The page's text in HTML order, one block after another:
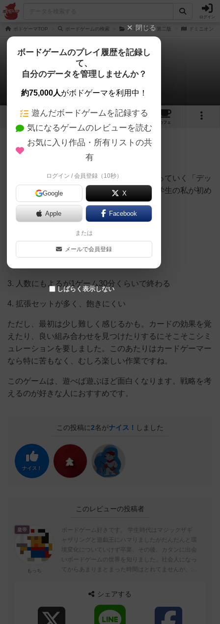
ログイン
ボドゲーマTOP ボードゲームの検索 ドミニオン：第二版 ドミニオン
ドミニオン
もっちさんのレビュー
11 15 86
カフェ
600名 2名 0 2年弱前
ドミニオンは、遊びながら自分の山札を作っていく「デッ
キ構築型」のカードゲームです。当時、大学生の私が初め
て遊んだとき、その新しさに感動しました。
このゲームの魅力をまとめるとこんな感じ。
1. 毎回違うカードの組み合わせで遊べる
2. 運と実力のバランスがいい
3. 人数にもよるが1ゲーム30分くらいで終わる
4. 拡張セットが多く、飽きにくい
ただし、最初は少し難しく感じるかも。カードの効果を覚
えたり、良い組み合わせを見つけたりするにそこそこシミ
ュレーションを要しました。このあたりはカードゲーマー
なら特に苦もなく、むしろ楽しい作業ですね。
このゲームは、遊べば遊ぶほど面白くなります。戦略を考
えるのが好きな人におすすめです。
この投稿に2名がナイス！ しました
ナイス！
このレビューの投稿者
皇帝
もっち
ボードゲーム好きです。 学生時代はマジックザギ
ャザリングと遊戯王にハマりましたがだんだんと環
境変化についていけず卒業、その後、カタンに出会
いボードゲームの世界を知りました。社会人になっ
てからあまりまとまった時間はとれてませんが、ボ
シェアする
閉じる
ボードゲームのプレイ履歴を記録し
て、
自分のデータを管理しませんか？
約75,000人がボドゲーマを利用中！
遊んだボードゲームを記録する
気になるゲームのレビューを読む
お気に入り作品・所有リストの共
有
ログイン / 会員登録（10秒）
Google X
Apple Facebook
または
メールで会員登録
しばらく表示しない